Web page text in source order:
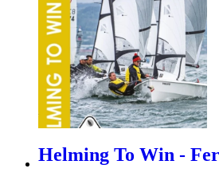
Helming To Win -